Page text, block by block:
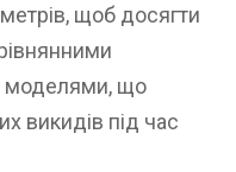
щоб досягти
моделями, що
викидів під час